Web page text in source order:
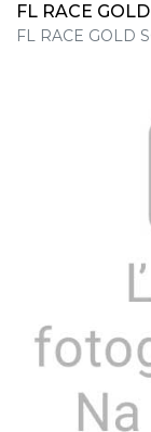
FL RACE
FL RACE GOLD